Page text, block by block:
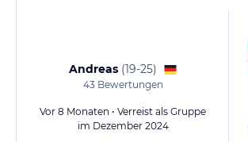
Andreas (19-25)
43Bewertungen
Vor 8 Monaten • Verreist als Gruppe
im Dezember 2024